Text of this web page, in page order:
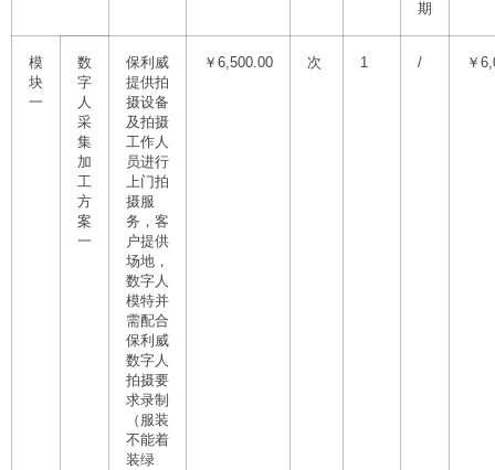
期
模
块
一
数
字
人
采
集
加
工
方
案
一
保利威
提供拍
摄设备
及拍摄
工作人
员进行
上门拍
摄服
务，客
户提供
场地，
数字人
模特并
需配合
保利威
数字人
拍摄要
求录制
（服装
不能着
装绿
￥6,500.00 次 1 / ￥